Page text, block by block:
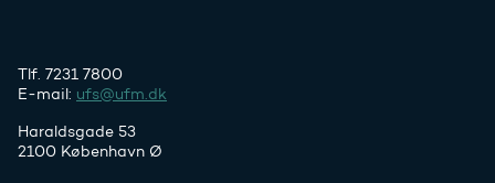
Tlf. 7231 7800
E-mail: ufs@ufm.dk
Haraldsgade 53
2100 København Ø